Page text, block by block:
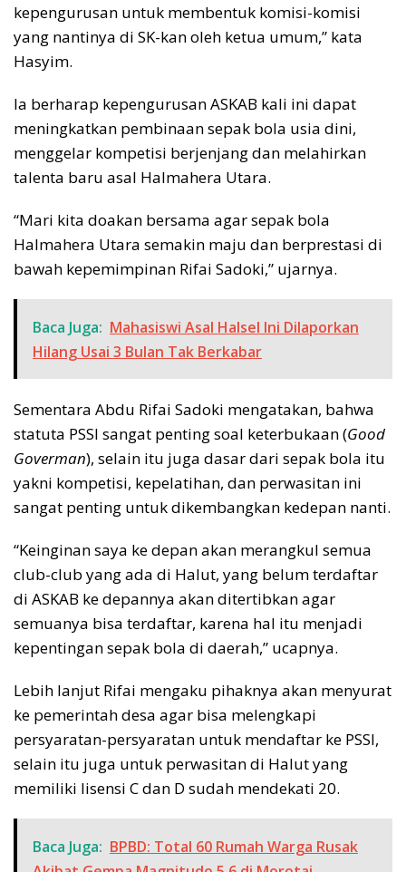
kepengurusan untuk membentuk komisi-komisi
yang nantinya di SK-kan oleh ketua umum,” kata
Hasyim.
Ia berharap kepengurusan ASKAB kali ini dapat
meningkatkan pembinaan sepak bola usia dini,
menggelar kompetisi berjenjang dan melahirkan
talenta baru asal Halmahera Utara.
“Mari kita doakan bersama agar sepak bola
Halmahera Utara semakin maju dan berprestasi di
bawah kepemimpinan Rifai Sadoki,” ujarnya.
Baca Juga: Mahasiswi Asal Halsel Ini Dilaporkan
Hilang Usai 3 Bulan Tak Berkabar
Sementara Abdu Rifai Sadoki mengatakan, bahwa
statuta PSSI sangat penting soal keterbukaan (Good
Goverman), selain itu juga dasar dari sepak bola itu
yakni kompetisi, kepelatihan, dan perwasitan ini
sangat penting untuk dikembangkan kedepan nanti.
“Keinginan saya ke depan akan merangkul semua
club-club yang ada di Halut, yang belum terdaftar
di ASKAB ke depannya akan ditertibkan agar
semuanya bisa terdaftar, karena hal itu menjadi
kepentingan sepak bola di daerah,” ucapnya.
Lebih lanjut Rifai mengaku pihaknya akan menyurat
ke pemerintah desa agar bisa melengkapi
persyaratan-persyaratan untuk mendaftar ke PSSI,
selain itu juga untuk perwasitan di Halut yang
memiliki lisensi C dan D sudah mendekati 20.
Baca Juga: BPBD: Total 60 Rumah Warga Rusak